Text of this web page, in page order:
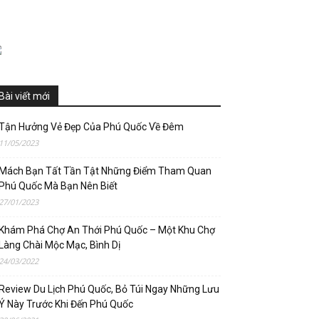
viết mới
Hưởng Vẻ Đẹp Của Phú Quốc Về Đêm
05/2023
Bạn Tất Tần Tật Những Điểm Tham Quan
Quốc Mà Bạn Nên Biết
01/2023
Phá Chợ An Thới Phú Quốc – Một Khu Chợ
Chài Mộc Mạc, Bình Dị
03/2022
Du Lịch Phú Quốc, Bỏ Túi Ngay Những Lưu
Này Trước Khi Đến Phú Quốc